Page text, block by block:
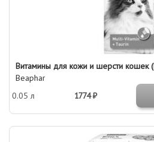
Витамины для кожи и шерсти кошек
Beaphar
0.05 л
1774 ₽